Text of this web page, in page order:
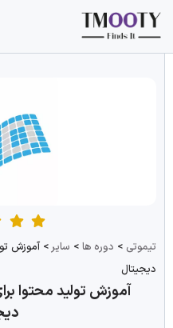
تیموتی > دوره ها > سایر> آموزش
دیجیتال
آموزش تولید محتوا